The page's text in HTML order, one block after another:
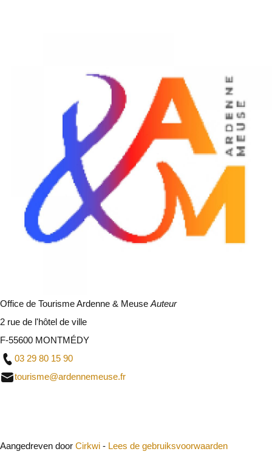
Office de Tourisme Ardenne & Meuse Auteur
2 rue de l'hôtel de ville
F-55600 MONTMÉDY
03 29 80 15 90
tourisme@ardennemeuse.fr
Aangedreven door Cirkwi - Lees de gebruiksvoorwaarden